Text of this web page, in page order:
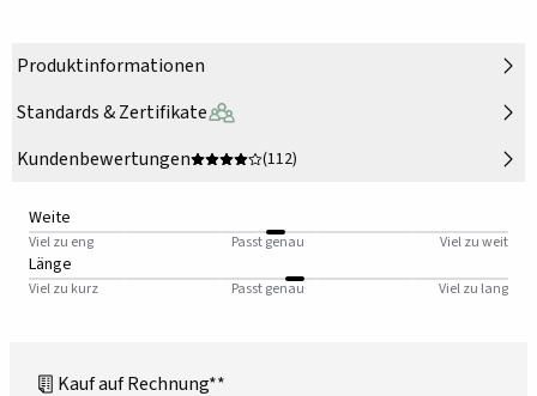
Produktinformationen
Standards & Zertifikate
Kundenbewertungen
(112)
Weite
Viel zu eng Passt genau Viel zu weit
Länge
Viel zu kurz Passt genau Viel zu lang
Kauf auf Rechnung**